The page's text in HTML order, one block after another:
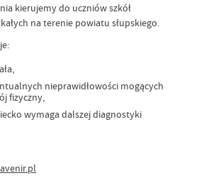
kierujemy do uczniów szkół
na terenie powiatu słupskiego.
nieprawidłowości mogących
fizyczny,
wymaga dalszej diagnostyki